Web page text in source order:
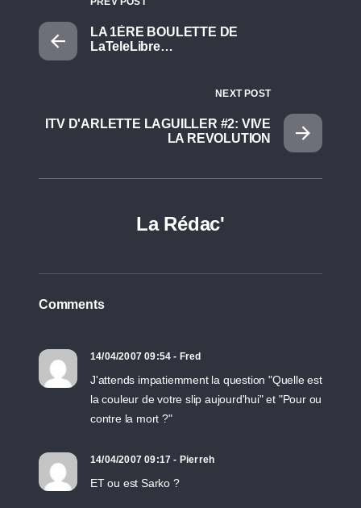
LA 1ÈRE BOULETTE DE
LaTeleLibre…
NEXT POST
ITV D'ARLETTE LAGUILLER #2: VIVE
LA REVOLUTION
La Rédac'
Comments
14/04/2007 09:54 - Fred
J'attends impatiemment la question "Quelle est
la couleur de votre slip aujourd'hui" et "Pour ou
contre la mort ?"
14/04/2007 09:17 - Pierreh
ET ou est Sarko ?